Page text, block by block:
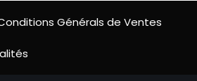
Générals de Ventes